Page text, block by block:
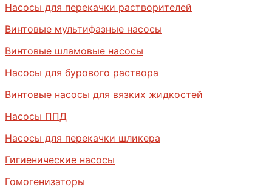
Насосы для перекачки растворителей
Винтовые мультифазные насосы
Винтовые шламовые насосы
Насосы для бурового раствора
Винтовые насосы для вязких жидкостей
Насосы ППД
Насосы для перекачки шликера
Гигиенические насосы
Гомогенизаторы